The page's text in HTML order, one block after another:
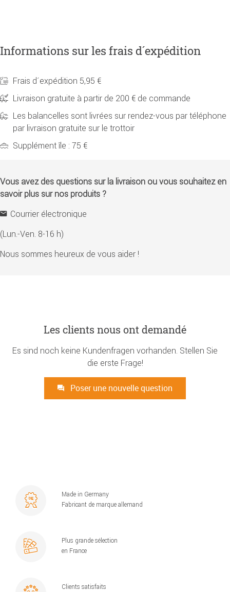
Informations sur les frais d´expédition
Frais d´expédition 5,95 €
Livraison gratuite à partir de 200 € de commande
Les balancelles sont livrées sur rendez-vous par téléphone
par livraison gratuite sur le trottoir
Supplément île : 75 €
Vous avez des questions sur la livraison ou vous souhaitez en
savoir plus sur nos produits ?
Courrier électronique
(Lun.-Ven. 8-16 h)
Nous sommes heureux de vous aider !
Les clients nous ont demandé
Es sind noch keine Kundenfragen vorhanden. Stellen Sie
die erste Frage!
Poser une nouvelle question
Made in Germany
Fabricant de marque allemand
Plus grande sélection
en France
Clients satisfaits